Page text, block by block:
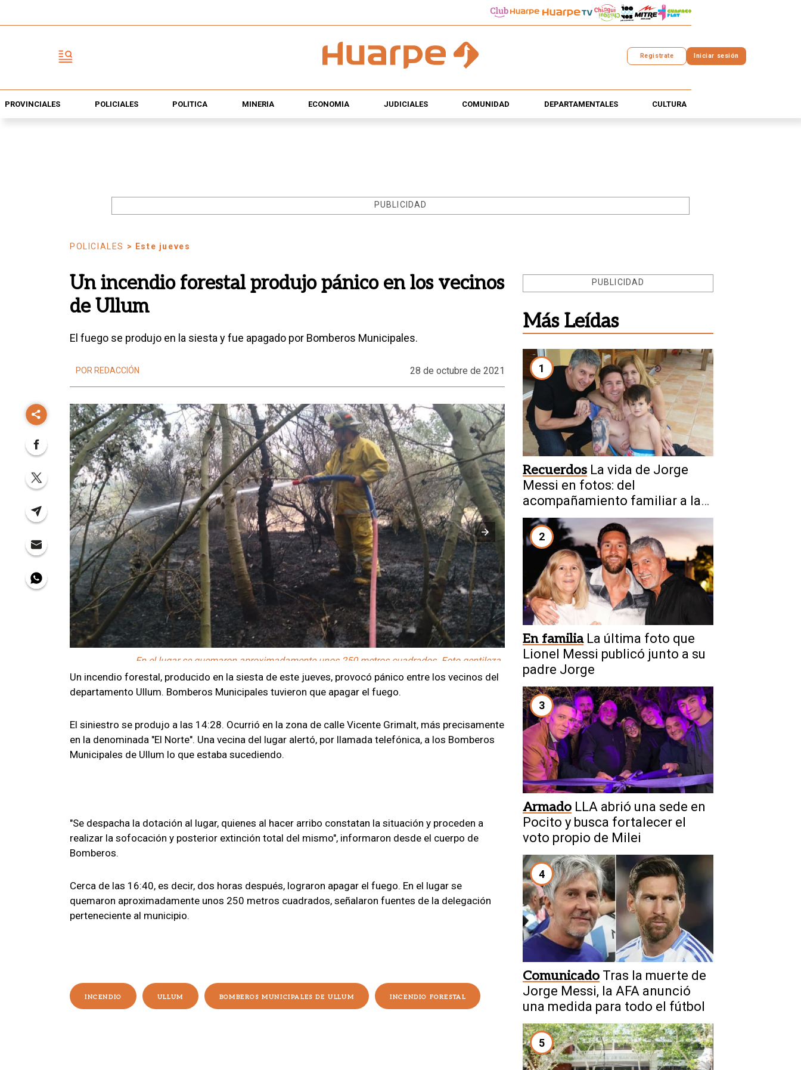
Registrate Iniciar sesión
PROVINCIALES POLICIALES POLÍTICA MINERÍA ECONOMÍA JUDICIALES COMUNIDAD DEPARTAMENTALES CULTURA
PUBLICIDAD
POLICIALES > Este jueves
Un incendio forestal produjo pánico en los vecinos
de Ullum
El fuego se produjo en la siesta y fue apagado por Bomberos Municipales.
POR REDACCIÓN 28 de octubre de 2021
En el lugar se quemaron aproximadamente unos 250 metros cuadrados. Foto gentileza.
Un incendio forestal, producido en la siesta de este jueves, provocó pánico entre los vecinos del
departamento Ullum. Bomberos Municipales tuvieron que apagar el fuego.
El siniestro se produjo a las 14:28. Ocurrió en la zona de calle Vicente Grimalt, más precisamente
en la denominada "El Norte". Una vecina del lugar alertó, por llamada telefónica, a los Bomberos
Municipales de Ullum lo que estaba sucediendo.
"Se despacha la dotación al lugar, quienes al hacer arribo constatan la situación y proceden a
realizar la sofocación y posterior extinción total del mismo", informaron desde el cuerpo de
Bomberos.
Cerca de las 16:40, es decir, dos horas después, lograron apagar el fuego. En el lugar se
quemaron aproximadamente unos 250 metros cuadrados, señalaron fuentes de la delegación
perteneciente al municipio.
INCENDIO ULLUM BOMBEROS MUNICIPALES DE ULLUM INCENDIO FORESTAL
PUBLICIDAD
Más Leídas
1
Recuerdos La vida de Jorge
Messi en fotos: del
acompañamiento familiar a la
cima del fútbol
2
En familia La última foto que
Lionel Messi publicó junto a su
padre Jorge
3
Armado LLA abrió una sede en
Pocito y busca fortalecer el
voto propio de Milei
4
Comunicado Tras la muerte de
Jorge Messi, la AFA anunció
una medida para todo el fútbol
5